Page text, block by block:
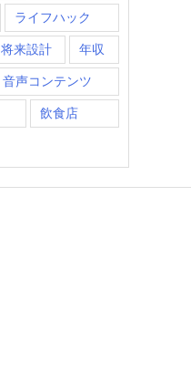
ライフハック
将来設計 年収
音声コンテンツ
飲食店